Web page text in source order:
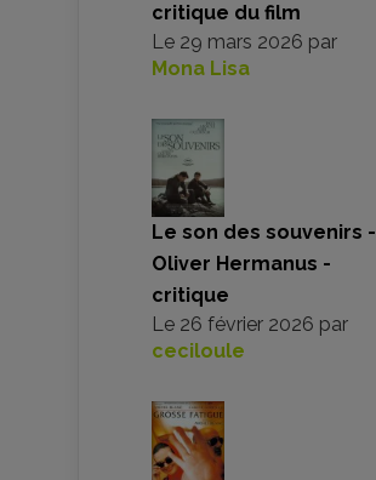
critique du film
Le 29 mars 2026 par
Mona Lisa
Le son des souvenirs -
Oliver Hermanus -
critique
Le 26 février 2026 par
ceciloule